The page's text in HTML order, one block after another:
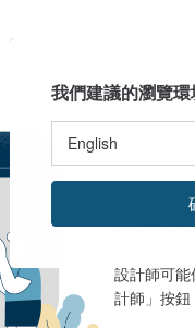
設計館
設計師可
計師」按鈕
我們建議的瀏覽環